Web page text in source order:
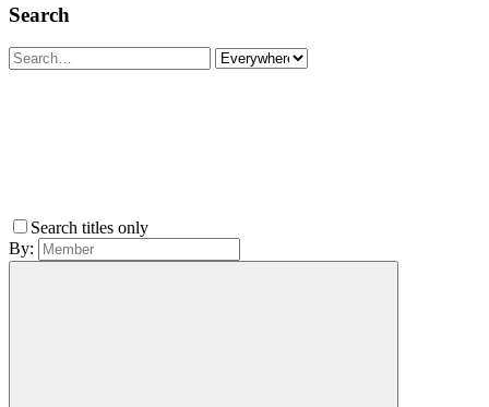
Search
Search titles only
By: